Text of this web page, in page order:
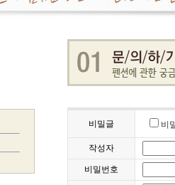
비밀글 비
작성자
비밀번호